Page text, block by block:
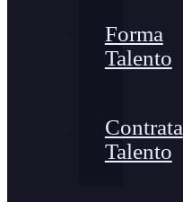
Forma
Talento
Contrata
Talento